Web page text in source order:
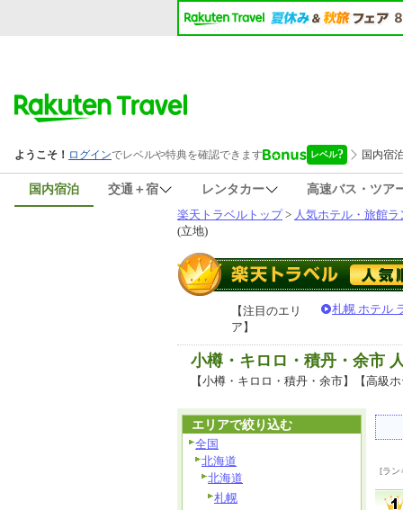
国内宿泊 交通＋宿 レンタカー
高速バス・ツア
楽天トラベルトップ> 人気ホテル・旅館ラ
(立地)
【注目のエリ
ア】
札幌 ホテル
小樽・キロロ・積丹・余市
【小樽・キロロ・積丹・余市】【高級
[ラン
エリアで絞り込む
全国
北海道
北海道
札幌